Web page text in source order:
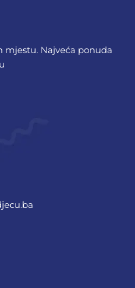
mjestu. Najveća ponuda